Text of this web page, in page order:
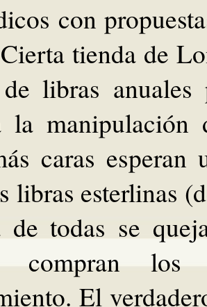
con
tienda de
libras
la
caras
libras esterlinas
de todas se
compran
El